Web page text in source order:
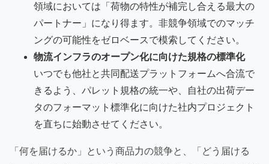
領域においては「荷物の特性が補完し合える最大の
パートナー」になり得ます。非競争領域でのマッチ
ングの可能性をゼロベースで模索してください。
物流インフラのオープン化に向けた規格の標準化
いつでも他社と共同配送プラットフォームへ合流で
きるよう、パレット規格の統一や、自社の出荷デー
タのフォーマット標準化に向けた社内プロジェクト
を直ちに始動させてください。
「何を届けるか」という商品力の競争と、「どう届ける